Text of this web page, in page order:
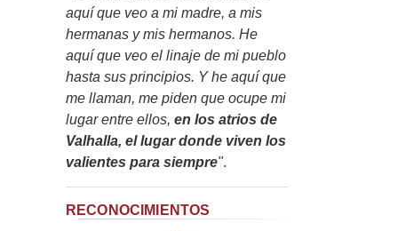
aquí que veo a mi madre, a mis
hermanas y mis hermanos. He
aquí que veo el linaje de mi pueblo
hasta sus principios. Y he aquí que
me llaman, me piden que ocupe mi
lugar entre ellos, en los atrios de
Valhalla, el lugar donde viven los
valientes para siempre".
RECONOCIMIENTOS